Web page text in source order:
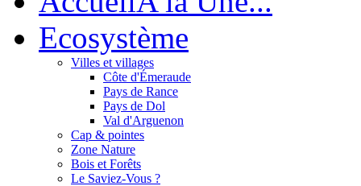
Ecosystème
Villes et villages
Côte d'Émeraude
Pays de Rance
Pays de Dol
Val d'Arguenon
Cap & pointes
Zone Nature
Bois et Forêts
Le Saviez-Vous ?